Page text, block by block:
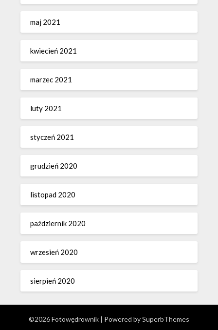
maj 2021
kwiecień 2021
marzec 2021
luty 2021
styczeń 2021
grudzień 2020
listopad 2020
październik 2020
wrzesień 2020
sierpień 2020
©2026 Fotowędrownik | Powered bySuperbThemes